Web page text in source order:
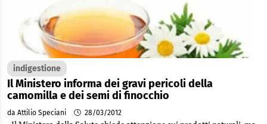
indigestione
Il Ministero informa dei gravi pericoli della
camomilla e dei semi di finocchio
da Attilio Speciani 28/03/2012